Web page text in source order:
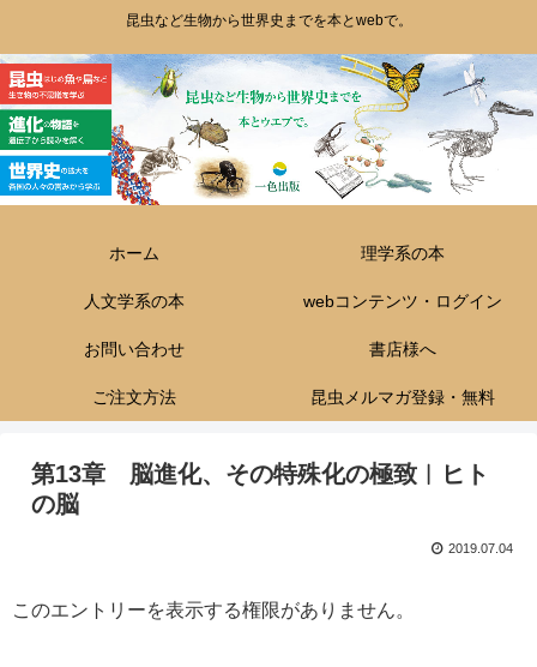
昆虫など生物から世界史までを本とwebで。
ホーム 理学系の本
人文学系の本 webコンテンツ・ログイン
お問い合わせ 書店様へ
ご注文方法 昆虫メルマガ登録・無料
第13章 脳進化、その特殊化の極致︱ヒト
の脳
2019.07.04
このエントリーを表示する権限がありません。